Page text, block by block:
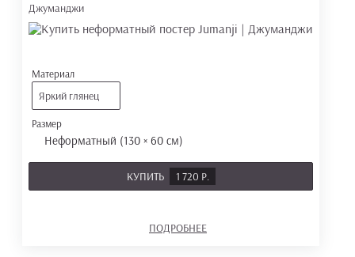
Джуманджи
Материал
Яркий глянец
Размер
Неформатный (130 × 60 см)
КУПИТЬ 1 720 Р.
ПОДРОБНЕЕ